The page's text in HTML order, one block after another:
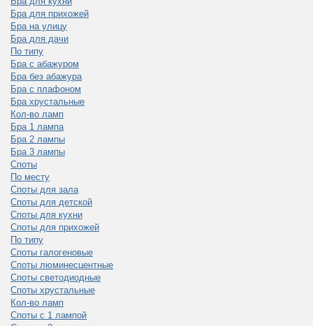
Бра для прихожей
Бра на улицу
Бра для дачи
По типу
Бра с абажуром
Бра без абажура
Бра с плафоном
Бра хрустальные
Кол-во ламп
Бра 1 лампа
Бра 2 лампы
Бра 3 лампы
Споты
По месту
Споты для зала
Споты для детской
Споты для кухни
Споты для прихожей
По типу
Споты галогеновые
Споты люминесцентные
Споты светодиодные
Споты хрустальные
Кол-во ламп
Споты с 1 лампой